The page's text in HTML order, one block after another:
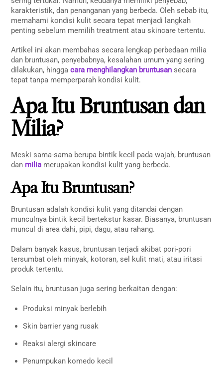
karakteristik, dan penanganan yang berbeda. Oleh sebab itu,
memahami kondisi kulit secara tepat menjadi langkah
penting sebelum memilih treatment atau skincare tertentu.
Artikel ini akan membahas secara lengkap perbedaan milia
dan bruntusan, penyebabnya, kesalahan umum yang sering
dilakukan, hinggacara menghilangkan bruntusan secara
tepat tanpa memperparah kondisi kulit.
Apa Itu Bruntusan dan
Milia?
Meski sama-sama berupa bintik kecil pada wajah, bruntusan
dan milia merupakan kondisi kulit yang berbeda.
Apa Itu Bruntusan?
Bruntusan adalah kondisi kulit yang ditandai dengan
munculnya bintik kecil bertekstur kasar. Biasanya, bruntusan
muncul di area dahi, pipi, dagu, atau rahang.
Dalam banyak kasus, bruntusan terjadi akibat pori-pori
tersumbat oleh minyak, kotoran, sel kulit mati, atau iritasi
produk tertentu.
Selain itu, bruntusan juga sering berkaitan dengan:
Produksi minyak berlebih
Skin barrier yang rusak
Reaksi alergi skincare
Penumpukan komedo kecil